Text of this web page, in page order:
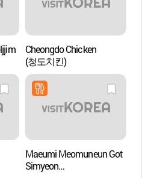
Cheongdo Chicken
(청도치킨)
Maeumi Meomuneun Got
Simyeon